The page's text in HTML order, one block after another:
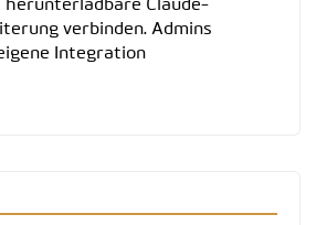
herunterladbare Claude-
verbinden. Admins
Integration